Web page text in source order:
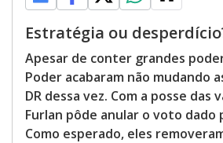
Estratégia ou
Apesar de conter grandes
Poder acabaram não mudando
DR dessa vez. Com a posse das
Furlan pôde anular o voto dado
Como esperado, eles